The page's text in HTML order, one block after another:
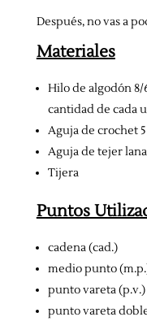
Después, no vas a
Materiales
Hilo de algodón
cantidad de cada
Aguja de crochet
Aguja de tejer lana
Tijera
Puntos
cadena (cad.)
medio punto
punto vareta (p.v.)
punto vareta